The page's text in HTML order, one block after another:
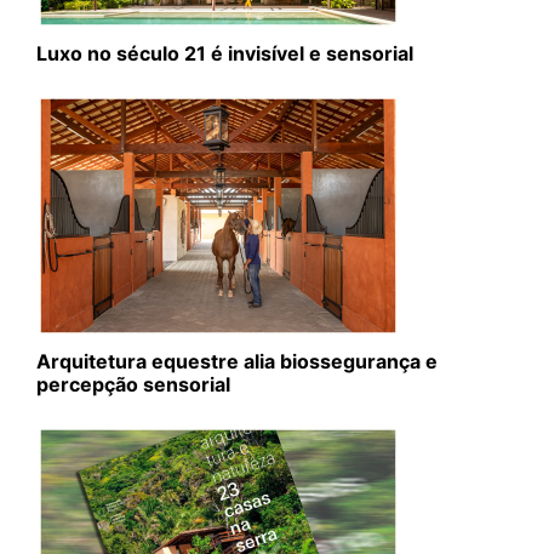
Luxo no século 21 é invisível e sensorial
Arquitetura equestre alia biossegurança e
percepção sensorial